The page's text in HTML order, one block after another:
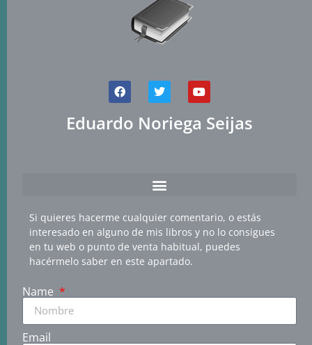
Eduardo Noriega Seijas
Si quieres hacerme cualquier comentario, o estás
interesado en alguno de mis libros y no lo consigues
en tu web o punto de venta habitual, puedes
hacérmelo saber en este apartado.
Name
Email